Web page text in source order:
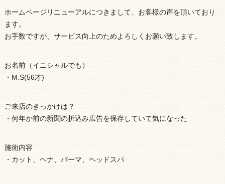
ホームページリニューアルにつきまして、お客様の声を頂いており
ます。
お手数ですが、サービス向上のためよろしくお願い致します。
お名前（イニシャルでも）
・M.S(56才)
ご来店のきっかけは？
・何年か前の新聞の折込み広告を保存していて気になった
施術内容
・カット、ヘナ、パーマ、ヘッドスパ